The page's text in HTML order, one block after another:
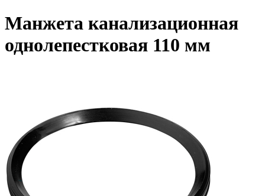
Манжета канализационная
однолепестковая 110 мм